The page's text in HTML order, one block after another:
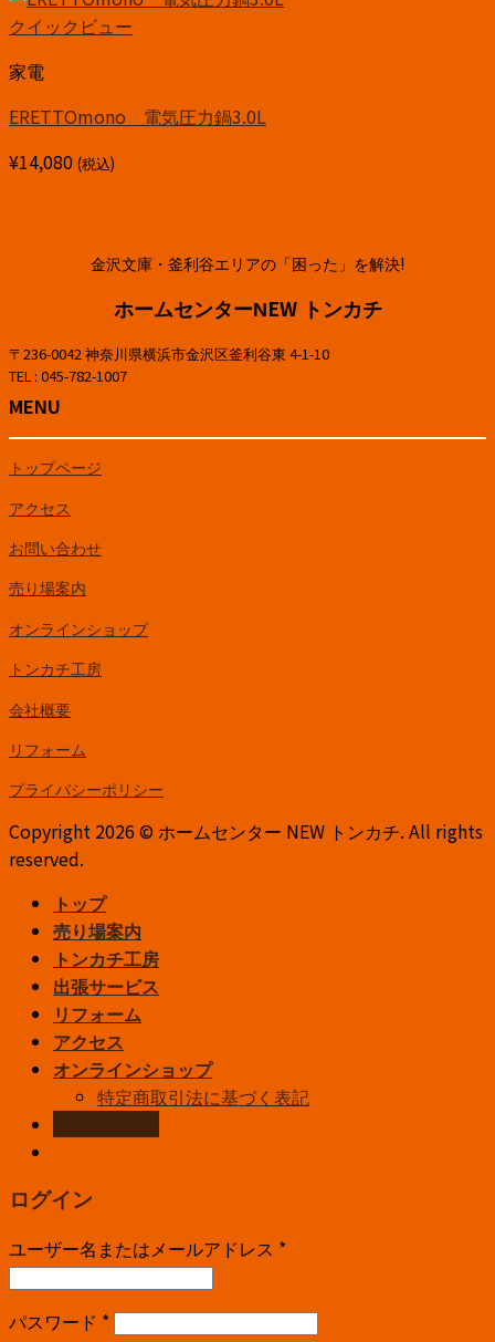
クイックビュー
家電
ERETTOmono 電気圧力鍋3.0L
¥14,080 (税込)
金沢文庫・釜利谷エリアの「困った」を解決!
ホームセンターNEW トンカチ
〒236-0042 神奈川県横浜市金沢区釜利谷東 4-1-10
TEL : 045-782-1007
MENU
トップページ
アクセス
お問い合わせ
売り場案内
オンラインショップ
トンカチ工房
会社概要
リフォーム
プライバシーポリシー
Copyright 2026 © ホームセンター NEW トンカチ. All rights
reserved.
トップ
売り場案内
トンカチ工房
出張サービス
リフォーム
アクセス
オンラインショップ
特定商取引法に基づく表記
ログイン
ユーザー名またはメールアドレス *
パスワード *